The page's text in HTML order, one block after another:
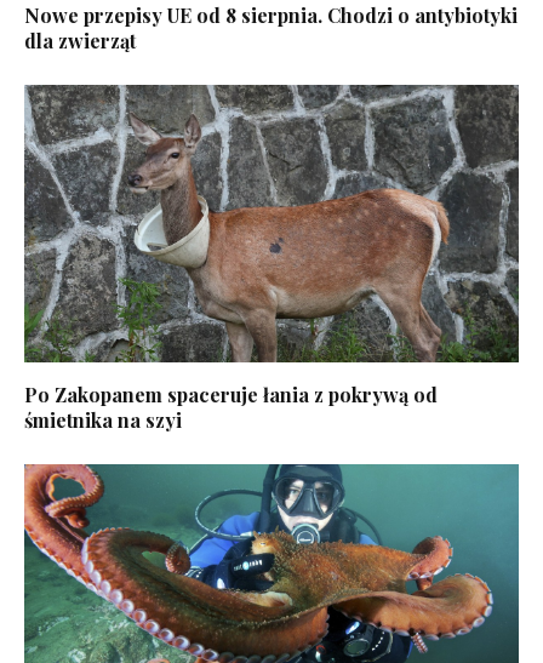
Nowe przepisy UE od 8 sierpnia. Chodzi o antybiotyki
dla zwierząt
Po Zakopanem spaceruje łania z pokrywą od
śmietnika na szyi